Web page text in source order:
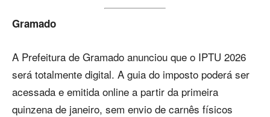
Gramado
A Prefeitura de Gramado anunciou que o IPTU 2026
será totalmente digital. A guia do imposto poderá ser
acessada e emitida online a partir da primeira
quinzena de janeiro, sem envio de carnês físicos